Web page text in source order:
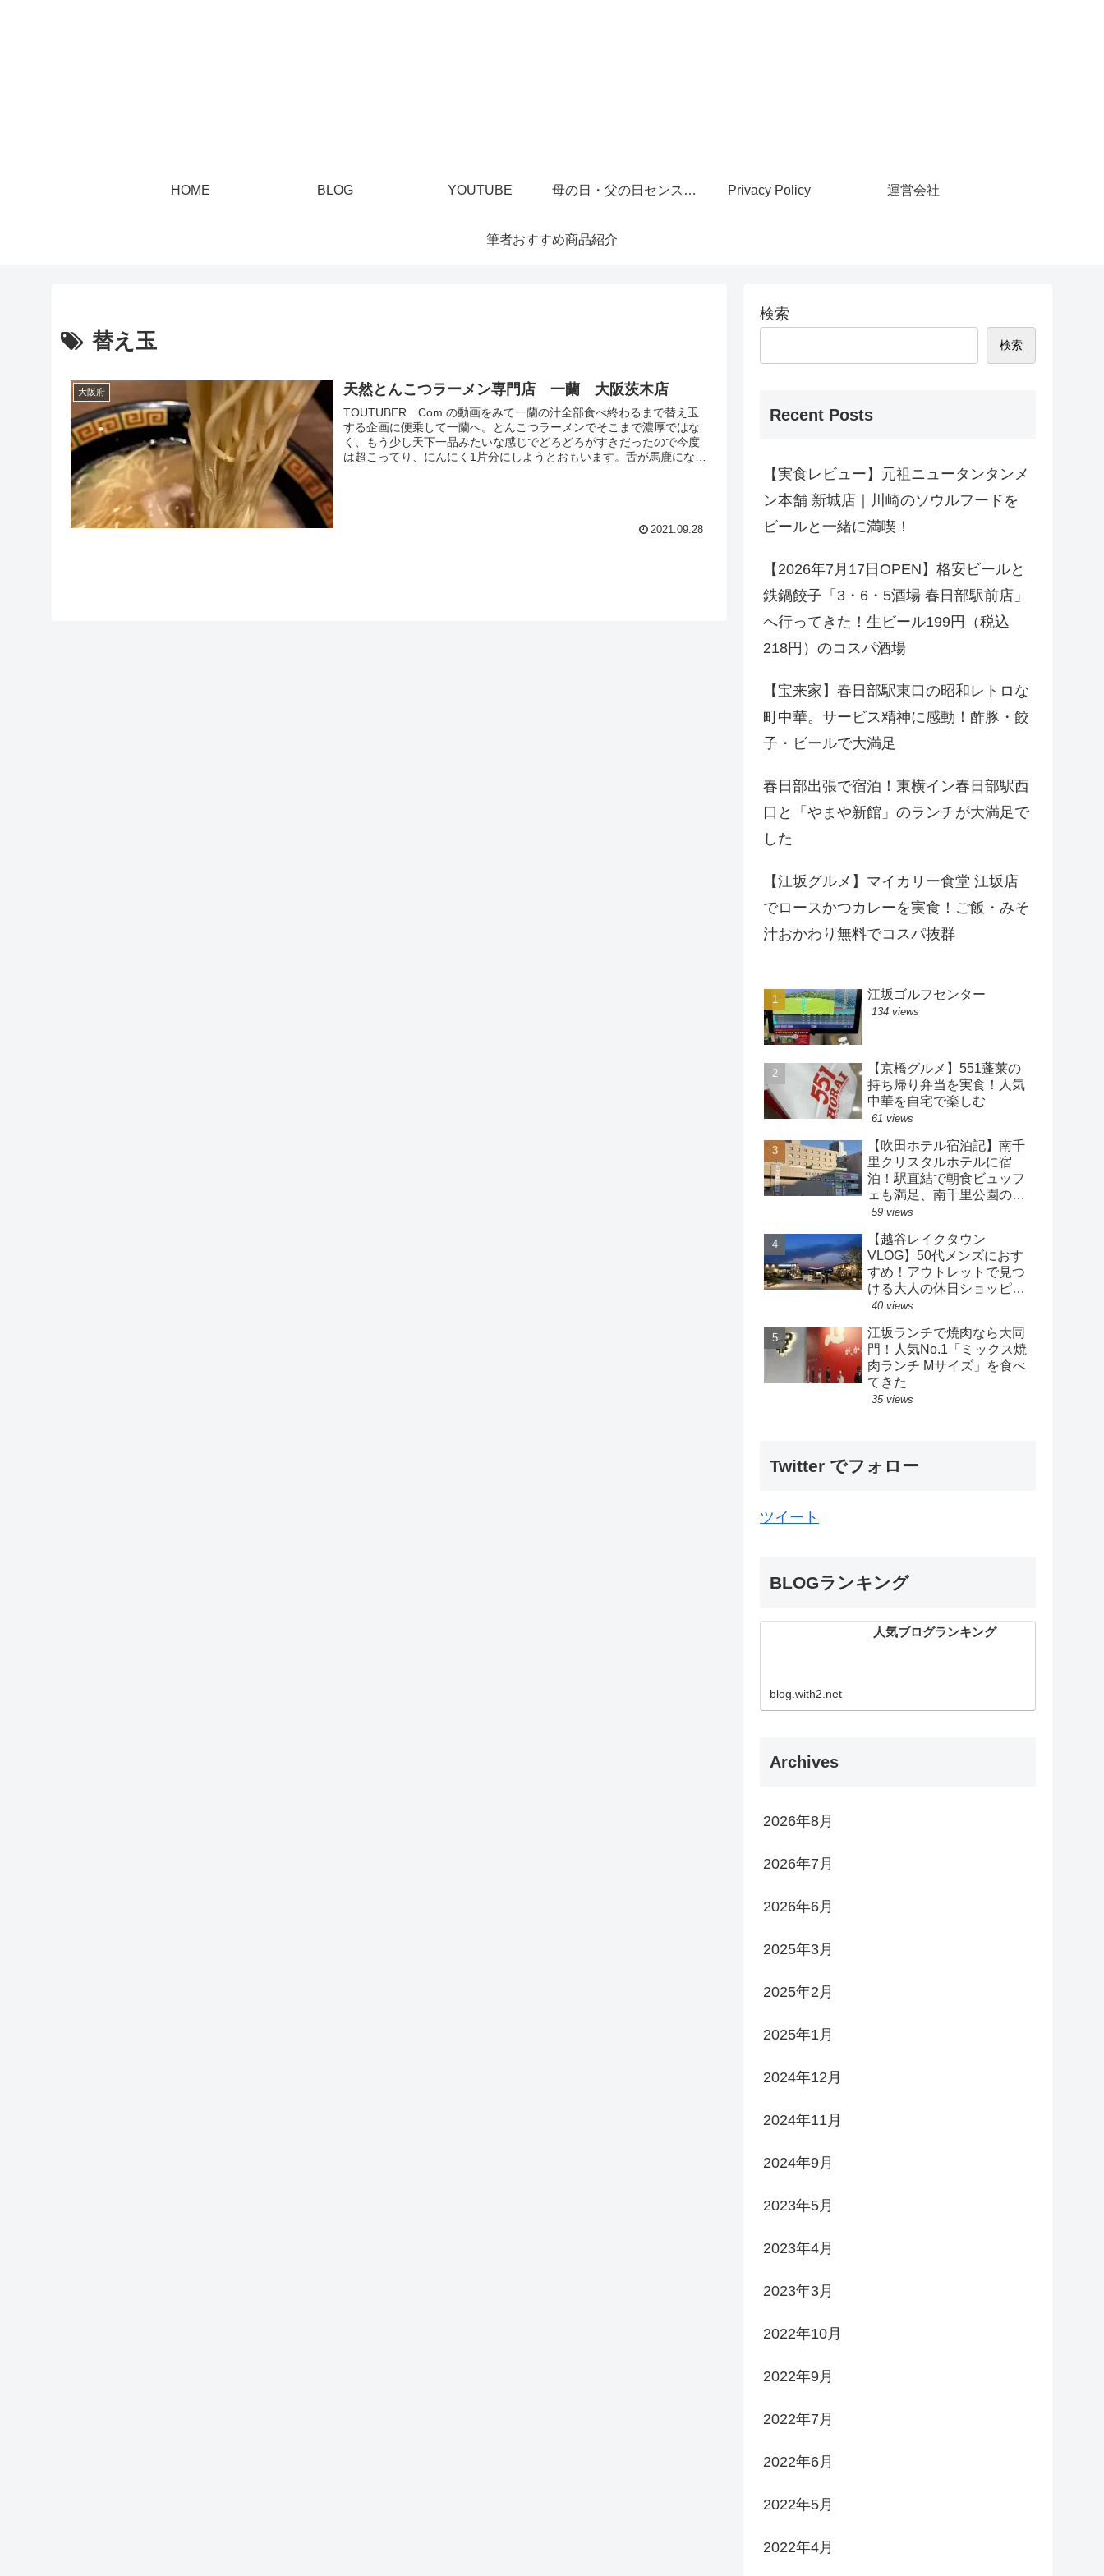
HOME BLOG YOUTUBE 母の日・父の日センスあるプレゼント Privacy Policy 運営会社
筆者おすすめ商品紹介
替え玉
大阪府 天然とんこつラーメン専門店 一蘭 大阪茨木店
TOUTUBER Com.の動画をみて一蘭の汁全部食べ終わるまで替え玉
する企画に便乗して一蘭へ。とんこつラーメンでそこまで濃厚ではな
く、もう少し天下一品みたいな感じでどろどろがすきだったので今度
は超こってり、にんにく1片分にしようとおもいます。舌が馬鹿になっ
2021.09.28
検索
検索
Recent Posts
【実食レビュー】元祖ニュータンタンメ
ン本舗 新城店｜川崎のソウルフードを
ビールと一緒に満喫！
【2026年7月17日OPEN】格安ビールと
鉄鍋餃子「3・6・5酒場 春日部駅前店」
へ行ってきた！生ビール199円（税込
218円）のコスパ酒場
【宝来家】春日部駅東口の昭和レトロな
町中華。サービス精神に感動！酢豚・餃
子・ビールで大満足
春日部出張で宿泊！東横イン春日部駅西
口と「やまや新館」のランチが大満足で
した
【江坂グルメ】マイカリー食堂 江坂店
でロースかつカレーを実食！ご飯・みそ
汁おかわり無料でコスパ抜群
江坂ゴルフセンター
134 views
【京橋グルメ】551蓬莱の
持ち帰り弁当を実食！人気
中華を自宅で楽しむ
61 views
【吹田ホテル宿泊記】南千
里クリスタルホテルに宿
泊！駅直結で朝食ビュッフ
ェも満足、南千里公園の散
策も楽しめるホテル
59 views
【越谷レイクタウン
VLOG】50代メンズにおす
すめ！アウトレットで見つ
ける大人の休日ショッピン
グ
40 views
江坂ランチで焼肉なら大同
門！人気No.1「ミックス焼
肉ランチ Mサイズ」を食べ
てきた
35 views
Twitter でフォロー
ツイート
BLOGランキング
人気ブログランキング
blog.with2.net
Archives
2026年8月
2026年7月
2026年6月
2025年3月
2025年2月
2025年1月
2024年12月
2024年11月
2024年9月
2023年5月
2023年4月
2023年3月
2022年10月
2022年9月
2022年7月
2022年6月
2022年5月
2022年4月